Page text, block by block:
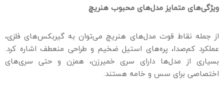
ویژگی‌های متمایز مدل‌های محبوب هنریچ
از جمله نقاط قوت مدل‌های هنریچ می‌توان به گیربکس‌های فلزی،
عملکرد کم‌صدا، پره‌های استیل ضخیم و طراحی منعطف اشاره کرد.
بسیاری از مدل‌ها دارای سری خمیرزن، همزن و حتی سری‌های
اختصاصی برای سس و خامه هستند.